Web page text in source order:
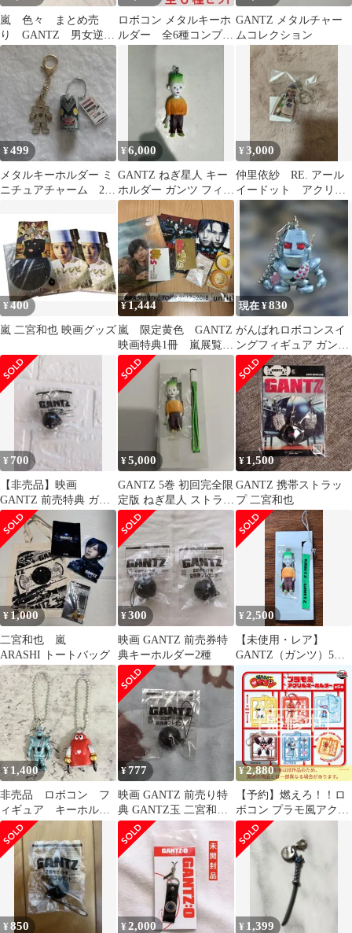
嵐 色々 まとめ売
り GANTZ 男女逆転
大奥 Popcorn プラチ
ナデータ
ロボコン メタルキーホ
ルダー 全6種コンプリ
ート ガチャ
GANTZ メタルチャー
ムコレクション
¥499
メタルキーホルダー ミ
ニチュアチャーム 2個
¥6,000
GANTZ ねぎ星人 キー
ホルダー ガンツ フィギ
ュア
¥3,000
仲里依紗 RE. アール
イードット アクリル
キーホルダー ガンツ
¥400
嵐 二宮和也 映画グッズ
¥1,444
嵐 限定黄色 GANTZ
映画特典1冊 嵐展覧会
にのミニクリアファイ
ル 銀テ
現在 ¥830
がんばれロボコンスイ
ングフィギュア ガンツ
先生003
¥ 700
【非売品】映画
GANTZ 前売特典 ガン
ツ球 GANTZ球 ストラ
ップ
¥5,000
GANTZ 5巻 初回完全限
定版 ねぎ星人 ストラッ
プ キーホルダー ガンツ
¥1,500
GANTZ 携帯ストラッ
プ 二宮和也
¥ 1,000
二宮和也 嵐
ARASHI トートバッグ
¥300
映画 GANTZ 前売券特
典キーホルダー2種
¥2,500
【未使用・レア】
GANTZ（ガンツ）5巻
限定版特典 ネギ星人 ス
トラップ
¥ 1,400
非売品 ロボコン フ
ィギュア キーホルダ
ー サークルK 限定
¥777
映画 GANTZ 前売り特
典 GANTZ玉 二宮和也
主演
¥2,880
【予約】燃えろ！！ロ
ボコン プラモ風アクリ
ルキーホルダー［全5種
セット/ フルコンプ ］
¥850 ¥2,000 ¥ 1,399